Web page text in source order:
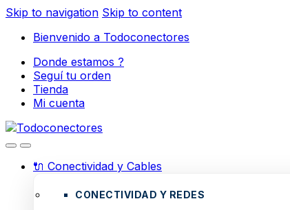
Skip to navigation Skip to content
Bienvenido a Todoconectores
Donde estamos ?
Seguí tu orden
Tienda
Mi cuenta
🔌 Conectividad y Cables
CONECTIVIDAD Y REDES